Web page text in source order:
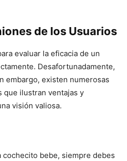
de los Usuarios
evaluar la eficacia de un
Desafortunadamente,
embargo, existen numerosas
que ilustran ventajas y
visión valiosa.
cochecito bebe, siempre debes